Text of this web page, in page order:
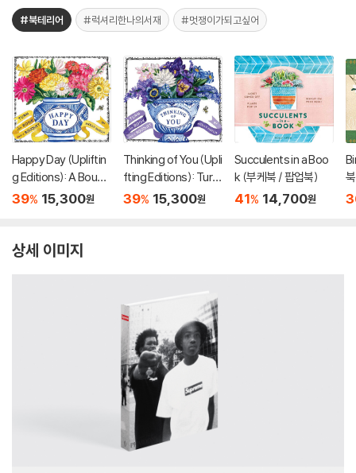
#북테리어 #럭셔리한나의서재 #멋쟁이가되고싶어
Happy Day (Upliftin
g Editions): A Bouqu
et in a Book (부케북 /
39% 15,300원
Thinking of You (Upli
fting Editions): Turn
This Book Into a Bou
39% 15,300원
Succulents in a Boo
k (부케북 / 팝업북)
41% 14,700원
상세 이미지